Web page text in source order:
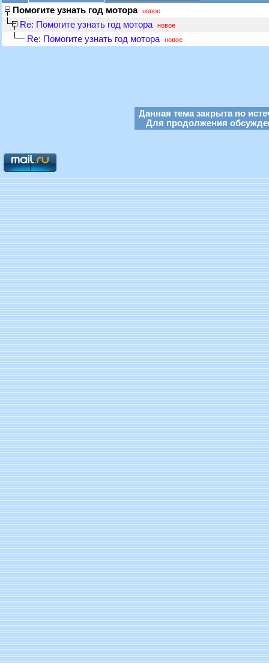
Помогите узнать год мотора
новое
Re: Помогите узнать год мотора новое
Re: Помогите узнать год мотора новое
Данная тема закрыта по
Для продолжения